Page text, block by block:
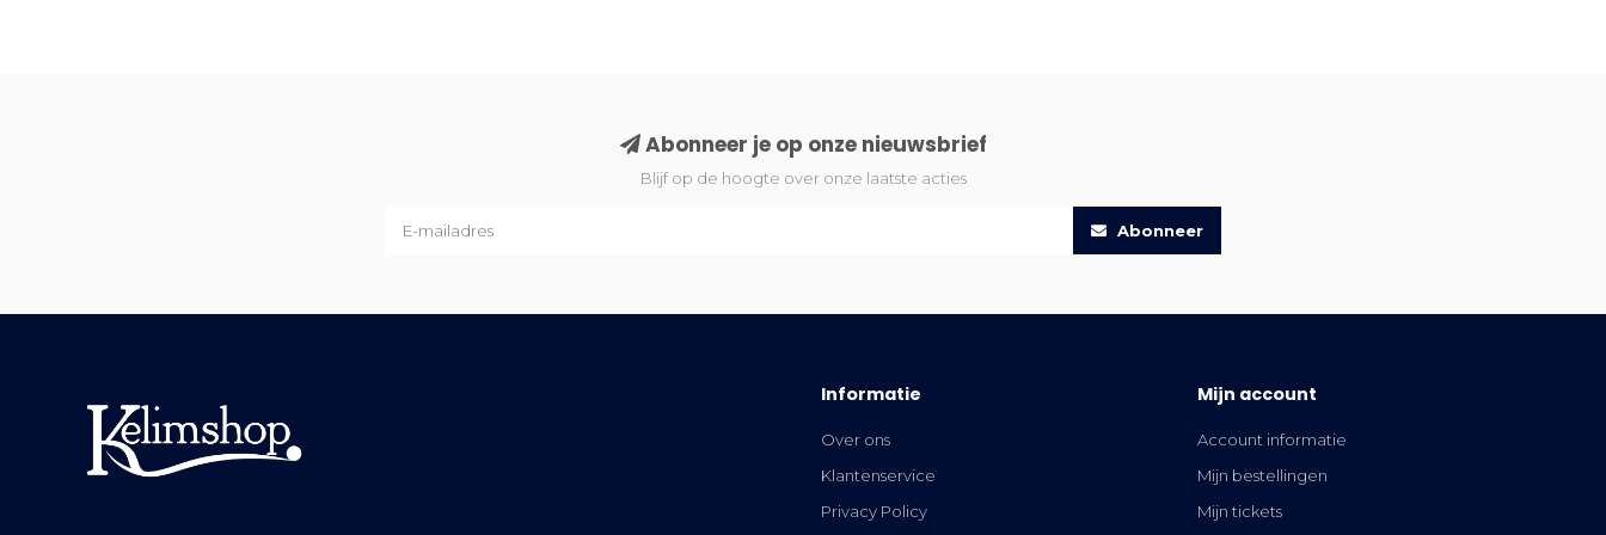
Abonneer je op onze nieuwsbrief
Blijf op de hoogte over onze laatste acties
Abonneer
Informatie
Over ons
Klantenservice
Privacy Policy
Mijn account
Account informatie
Mijn bestellingen
Mijn tickets